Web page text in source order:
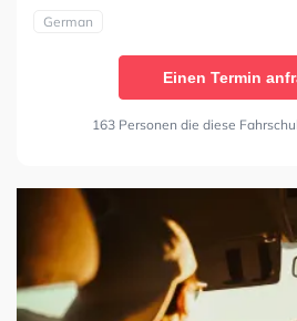
German
Einen Termin
163 Personen die diese